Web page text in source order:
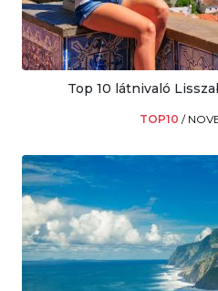
Top 10 látnivaló
TOP10 /